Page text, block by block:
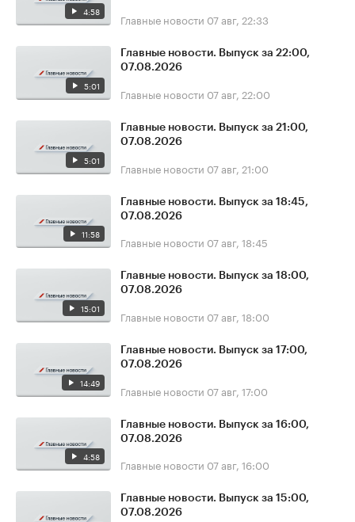
4:58 Главные новости 07 авг, 22:33
5:01
Главные новости. Выпуск за 22:00,
07.08.2026
Главные новости 07 авг, 22:00
5:01
Главные новости. Выпуск за 21:00,
07.08.2026
Главные новости 07 авг, 21:00
11:58
Главные новости. Выпуск за 18:45,
07.08.2026
Главные новости 07 авг, 18:45
15:01
Главные новости. Выпуск за 18:00,
07.08.2026
Главные новости 07 авг, 18:00
14:49
Главные новости. Выпуск за 17:00,
07.08.2026
Главные новости 07 авг, 17:00
4:58
Главные новости. Выпуск за 16:00,
07.08.2026
Главные новости 07 авг, 16:00
Главные новости. Выпуск за 15:00,
07.08.2026